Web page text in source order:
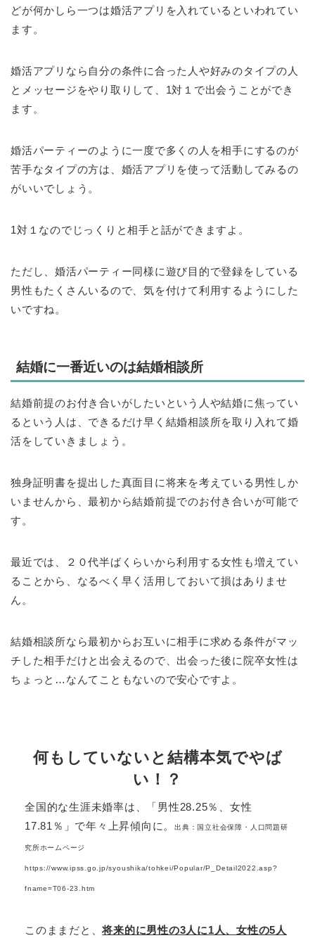
どが何かしら一つは婚活アプリを入れているといわれてい
ます。
婚活アプリなら自分の条件に合った人や好みのタイプの人
とメッセージをやり取りして、1対１で出会うことができ
ます。
婚活パーティーのように一度で多くの人を相手にするのが
苦手なタイプの方は、婚活アプリを使って活動してみるの
がいいでしょう。
1対１なのでじっくりと相手と話ができますよ。
ただし、婚活パーティー同様に遊び目的で登録をしている
男性もたくさんいるので、気を付けて利用するようにした
いですね。
結婚に一番近いのは結婚相談所
結婚前提のお付き合いがしたいという人や結婚に焦ってい
るという人は、できるだけ早く結婚相談所を取り入れて婚
活をしていきましょう。
独身証明書を提出した真面目に将来を考えている男性しか
いませんから、最初から結婚前提でのお付き合いが可能で
す。
最近では、２０代半ばくらいから利用する女性も増えてい
ることから、なるべく早く活用しておいて損はありませ
ん。
結婚相談所なら最初からお互いに相手に求める条件がマッ
チした相手だけと出会えるので、出会った後に院卒女性は
ちょっと…なんてこともないので安心ですよ。
何もしていないと結構本気でやば
い！？
全国的な生涯未婚率は、「男性28.25％、女性
17.81％」で年々上昇傾向に。出典：国立社会保障・人口問題研
究所ホームページ
https://www.ipss.go.jp/syoushika/tohkei/Popular/P_Detail2022.asp?
fname=T06-23.htm
このままだと、将来的に男性の3人に1人、女性の5人